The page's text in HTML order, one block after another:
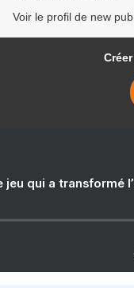
Voir le profil de new
jeu qui a transformé